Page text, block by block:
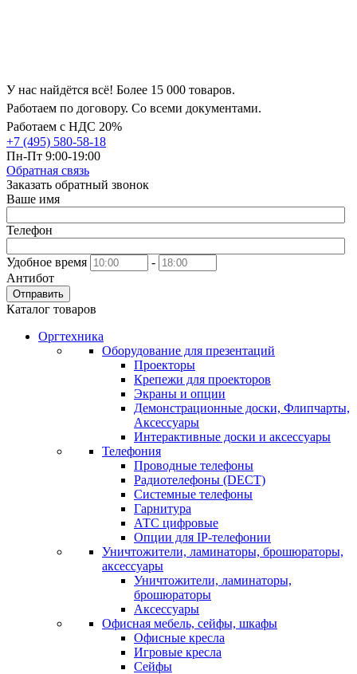
У нас найдётся всё! Более 15 000 товаров.
Работаем по договору. Со всеми документами.
Работаем с НДС 20%
+7 (495) 580-58-18
Пн-Пт 9:00-19:00
Обратная связь
Заказать обратный звонок
Ваше имя
Телефон
Удобное время
-
Антибот
Отправить
Каталог товаров
Оргтехника
Оборудование для презентаций
Проекторы
Крепежи для проекторов
Экраны и опции
Демонстрационные доски, Флипчарты,
Аксессуары
Интерактивные доски и аксессуары
Телефония
Проводные телефоны
Радиотелефоны (DECT)
Системные телефоны
Гарнитура
АТС цифровые
Опции для IP-телефонии
Уничтожители, ламинаторы, брошюраторы,
аксессуары
Уничтожители, ламинаторы,
брошюраторы
Аксессуары
Офисная мебель, сейфы, шкафы
Офисные кресла
Игровые кресла
Сейфы